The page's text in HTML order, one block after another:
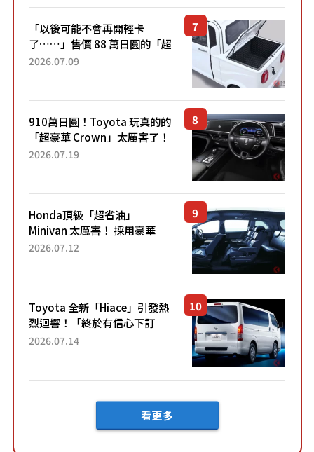
「以後可能不會再開輕卡
了……」售價 88 萬日圓的「超
迷你輕型貨車」引發兩極評
了！...
2026.07.09
910萬日圓！Toyota 玩真的的
「超豪華 Crown」太厲害了！
採用由「匠人技藝」打造的
2026.07.19
Honda頂級「超省油」
Minivan 太厲害！ 採用豪華
「真皮座椅」與專屬「黑色內
「三...
2026.07.12
Toyota 全新「Hiace」引發熱
烈迴響！「終於有信心下訂
了！」「哪個等級交車最
車？...
2026.07.14
看更多